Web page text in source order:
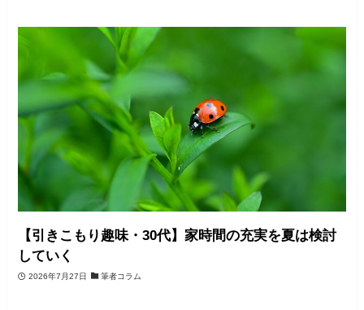
【引きこもり趣味・30代】家時間の充実を夏は検討
していく
2026年7月27日 筆者コラム